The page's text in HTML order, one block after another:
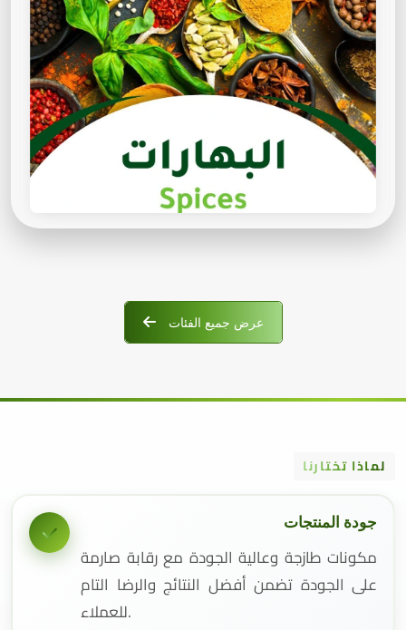
عرض جميع الفئات
لماذا تختارنا
جودة المنتجات
مكونات طازجة وعالية الجودة مع رقابة صارمة
على الجودة تضمن أفضل النتائج والرضا التام
للعملاء.